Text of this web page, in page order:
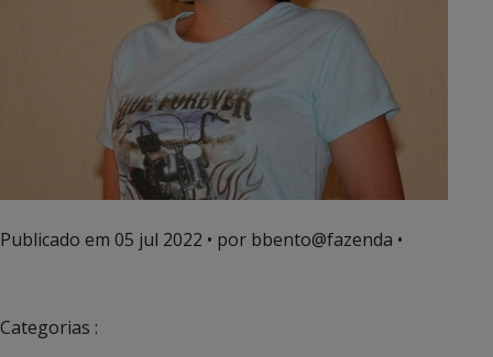
Publicado em 05 jul 2022 • por bbento@fazenda •
Categorias :